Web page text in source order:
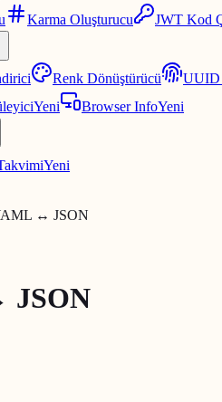
Karma Oluşturucu JWT Kod
Renk Dönüştürücü UUID
Yeni Browser InfoYeni
Yeni
↔ JSON
JSON